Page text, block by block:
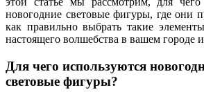
новогодние световые фигуры, где они
как правильно выбрать такие
настоящего волшебства в вашем городе
Для чего используются
световые фигуры?